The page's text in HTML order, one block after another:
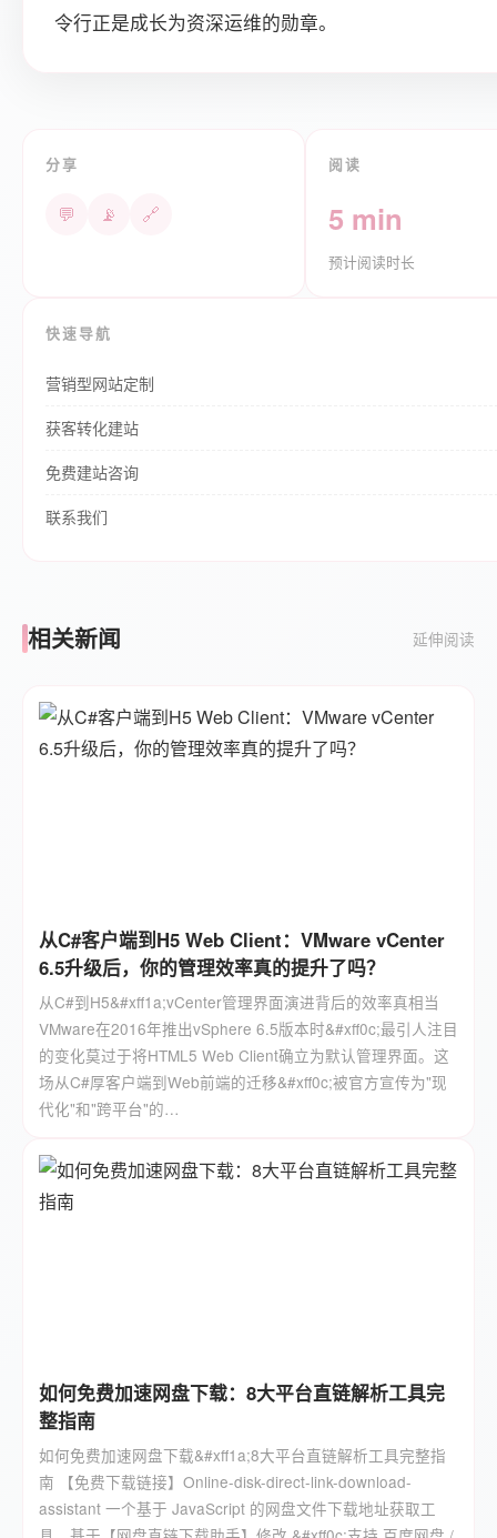
令行正是成长为资深运维的勋章。
分享
💬 📡 🔗
阅读
5 min
预计阅读时长
快速导航
营销型网站定制
获客转化建站
免费建站咨询
联系我们
相关新闻 延伸阅读
从C#客户端到H5 Web Client：VMware vCenter
6.5升级后，你的管理效率真的提升了吗？
从C#到H5&#xff1a;vCenter管理界面演进背后的效率真相当
VMware在2016年推出vSphere 6.5版本时&#xff0c;最引人注目
的变化莫过于将HTML5 Web Client确立为默认管理界面。这
场从C#厚客户端到Web前端的迁移&#xff0c;被官方宣传为"现
代化"和"跨平台"的…
如何免费加速网盘下载：8大平台直链解析工具完
整指南
如何免费加速网盘下载&#xff1a;8大平台直链解析工具完整指
南 【免费下载链接】Online-disk-direct-link-download-
assistant 一个基于 JavaScript 的网盘文件下载地址获取工